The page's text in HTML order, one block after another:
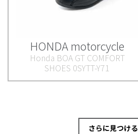
HONDA motorcycle
Honda BOA GT COMFORT
SHOES 0SYTT-Y71
さらに見つける